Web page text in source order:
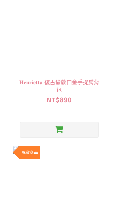
𝐇𝐞𝐧𝐫𝐢𝐞𝐭𝐭𝐚 復古倫敦口金手提肩背
包
NT$890
現貨商品